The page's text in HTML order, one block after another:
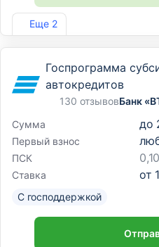
Еще 2
Лиц. №2275
Госпрограмма
автокредитов
130 отзывовБанк
Сумма
до
Первый взнос
ПСК
Ставка от
С господдержкой